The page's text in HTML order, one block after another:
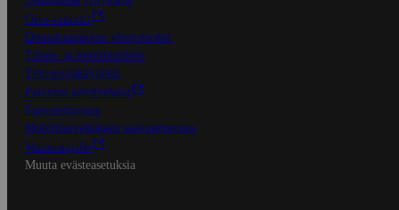
Oiva-raportit
Osuuskauppojen yhteystiedot
Tilaus- ja toimitusehdot
Tietosuojakäytäntö
Palvelun käyttöehdot
Saavutettavuus
Mobiilisovelluksen saavutettavuus
Mainostajalle
Muuta evästeasetuksia